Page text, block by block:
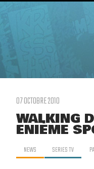
07 OCTOBRE 2010
WALKING
ÉNIÈME
NEWS SERIES TV